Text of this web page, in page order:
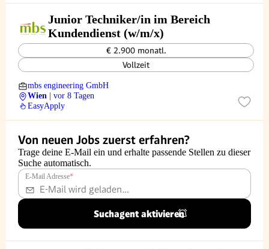
Junior Techniker/in im Bereich
Kundendienst (w/m/x)
€ 2.900 monatl.
Vollzeit
mbs engineering GmbH
Wien
| vor 8 Tagen
EasyApply
Von neuen Jobs zuerst erfahren?
Trage deine E-Mail ein und erhalte passende Stellen zu dieser
Suche automatisch.
E-Mail Adresse*
Suchagent aktivieren